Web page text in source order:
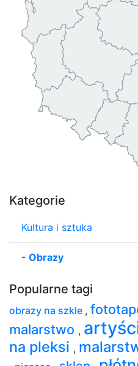
Kategorie
Kultura i sztuka
- Obrazy
Popularne tagi
obrazy na szkle ,
malarstwo ,
na pleksi ,